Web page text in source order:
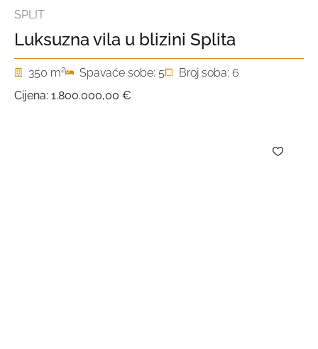
SPLIT
Luksuzna vila u blizini Splita
350 m2 Spavaće sobe: 5
Broj soba: 6
Cijena: 1.800.000,00 €